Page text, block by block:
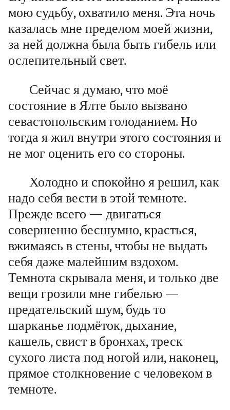
мою судьбу, охватило меня. Эта ночь
казалась мне пределом моей жизни,
за ней должна была быть гибель или
ослепительный свет.
Сейчас я думаю, что моё
состояние в Ялте было вызвано
севастопольским голоданием. Но
тогда я жил внутри этого состояния и
не мог оценить его со стороны.
Холодно и спокойно я решил, как
надо себя вести в этой темноте.
Прежде всего — двигаться
совершенно бесшумно, красться,
вжимаясь в стены, чтобы не выдать
себя даже малейшим вздохом.
Темнота скрывала меня, и только две
вещи грозили мне гибелью —
предательский шум, будь то
шарканье подмёток, дыхание,
кашель, свист в бронхах, треск
сухого листа под ногой или, наконец,
прямое столкновение с человеком в
темноте.